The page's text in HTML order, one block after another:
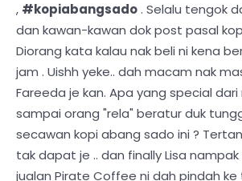
, #kopiabangsado. Selalu tengok
dan kawan-kawan dok post pasal
Diorang kata kalau nak beli ni kena
jam . Uishh yeke.. dah macam nak
Fareeda je kan. Apa yang special dari
sampai orang "rela" beratur duk
secawan kopi abang sado ini ?
tak dapat je .. dan finally Lisa
jualan Pirate Coffee ni dah pindah